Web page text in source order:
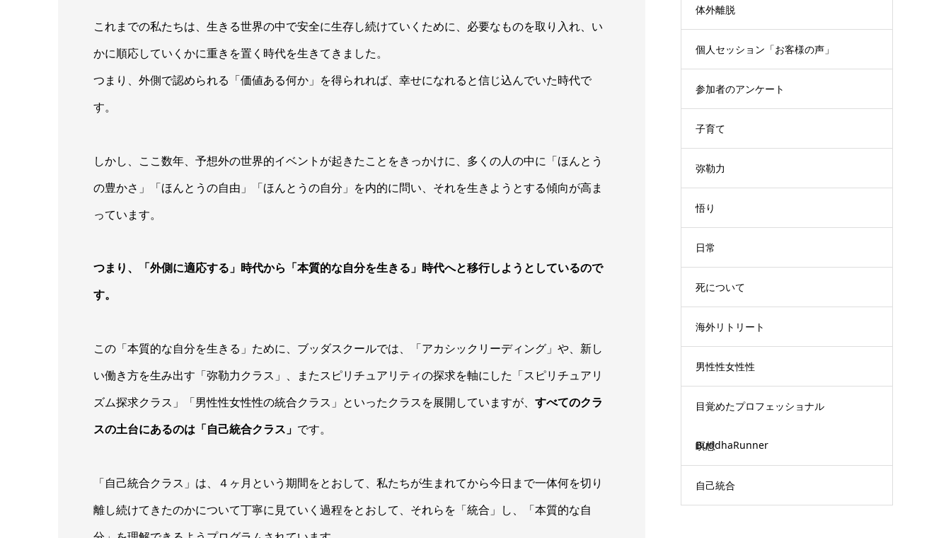
これまでの私たちは、生きる世界の中で安全に生存し続けていくために、必要なものを取り入れ、い
かに順応していくかに重きを置く時代を生きてきました。
つまり、外側で認められる「価値ある何か」を得られれば、幸せになれると信じ込んでいた時代で
す。
しかし、ここ数年、予想外の世界的イベントが起きたことをきっかけに、多くの人の中に「ほんとう
の豊かさ」「ほんとうの自由」「ほんとうの自分」を内的に問い、それを生きようとする傾向が高ま
っています。
つまり、「外側に適応する」時代から「本質的な自分を生きる」時代へと移行しようとしているので
す。
この「本質的な自分を生きる」ために、ブッダスクールでは、「アカシックリーディング」や、新し
い働き方を生み出す「弥勒力クラス」、またスピリチュアリティの探求を軸にした「スピリチュアリ
ズム探求クラス」「男性性女性性の統合クラス」といったクラスを展開していますが、 すべてのクラ
スの土台にあるのは「自己統合クラス」 です。
「自己統合クラス」は、４ヶ月という期間をとおして、私たちが生まれてから今日まで一体何を切り
離し続けてきたのかについて丁寧に見ていく過程をとおして、それらを「統合」し、「本質的な自
体外離脱
個人セッション「お客様の声」
参加者のアンケート
子育て
弥勒力
悟り
日常
死について
海外リトリート
男性性女性性
目覚めたプロフェッショナル
BuddhaRunner
瞑想
自己統合